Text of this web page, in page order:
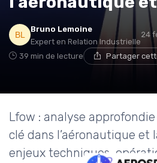
Bruno Lemoine
Expert en Relation Industrielle
24
39 min de lecture Partager
Lfow : analyse
clé dans l’aéronautique et
enjeux techniques,